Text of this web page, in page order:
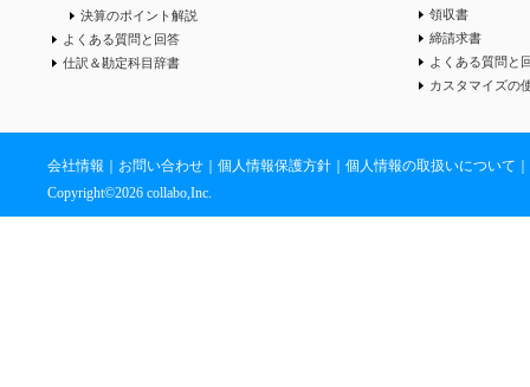
決算のポイント解説
よくある質問と回答
仕訳＆勘定科目辞書
領収書
締請求書
よくある質問と
カスタマイズの
会社情報 お問い合わせ 個人情報保護方針 個人情報の取扱いについて
Copyright©2026 collabo,Inc.